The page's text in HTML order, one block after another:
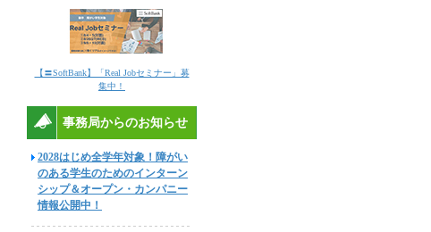
【〓SoftBank】「Real Jobセミナー」募
集中！
事務局からのお知らせ
2028はじめ全学年対象！障がい
のある学生のためのインターン
シップ＆オープン・カンパニー
情報公開中！